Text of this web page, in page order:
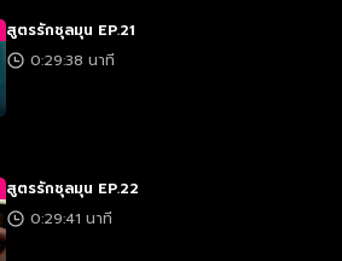
สูตรรักชุลมุน EP.21
0:29:38 นาที
สูตรรักชุลมุน EP.22
0:29:41 นาที